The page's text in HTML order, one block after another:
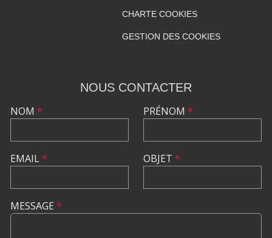
CHARTE COOKIES
GESTION DES COOKIES
NOUS CONTACTER
NOM *
EMAIL*
PRÉNOM *
OBJET *
MESSAGE *